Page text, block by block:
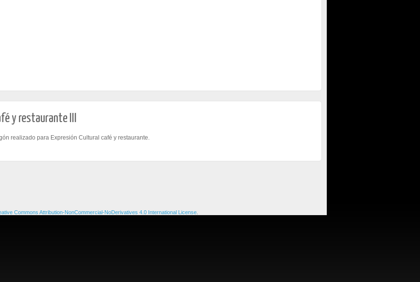
y restaurante III
realizado para Expresión Cultural café y restaurante.
Commons Attribution-NonCommercial-NoDerivatives 4.0 International License